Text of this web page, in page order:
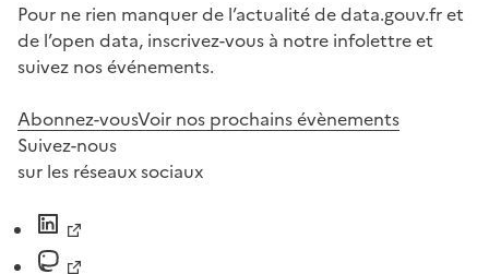
Pour ne rien manquer de l’actualité de data.gouv.fr et
de l’open data, inscrivez-vous à notre infolettre et
suivez nos événements.
Abonnez-vousVoir nos prochains évènements
Suivez-nous
sur les réseaux sociaux